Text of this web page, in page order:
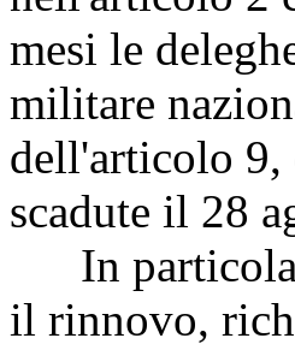
mesi le
militare
dell'articolo 9,
scadute il 28
In
il rinnovo,